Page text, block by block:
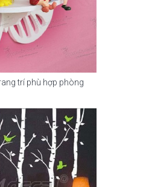
trí phù hợp phòng